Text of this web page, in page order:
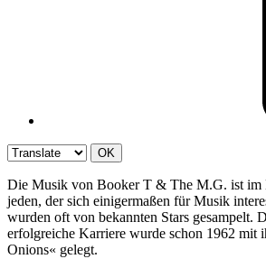
OK
Die Musik von Booker T & The M.G. ist im
jeden, der sich einigermaßen für Musik
wurden oft von bekannten Stars gesampelt.
erfolgreiche Karriere wurde schon 1962 mit
Onions« gelegt.